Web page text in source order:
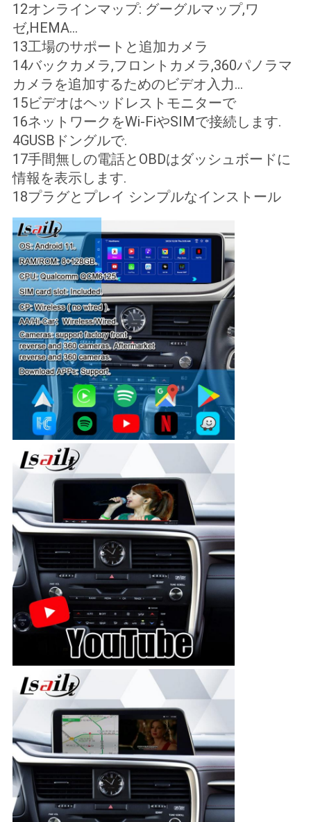
12オンラインマップ: グーグルマップ,ワ
ゼ,HEMA...
13工場のサポートと追加カメラ
14バックカメラ,フロントカメラ,360パノラマ
カメラを追加するためのビデオ入力...
15ビデオはヘッドレストモニターで
16ネットワークをWi-FiやSIMで接続します.
4GUSBドングルで.
17手間無しの電話とOBDはダッシュボードに
情報を表示します.
18プラグとプレイ シンプルなインストール